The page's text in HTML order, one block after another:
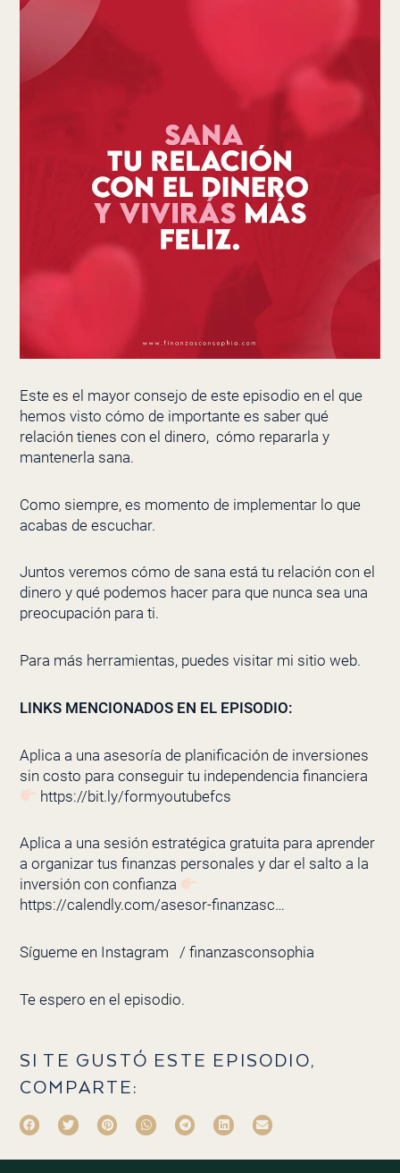
Este es el mayor consejo de este episodio en el que
hemos visto cómo de importante es saber qué
relación tienes con el dinero, cómo repararla y
mantenerla sana.
Como siempre, es momento de implementar lo que
acabas de escuchar.
Juntos veremos cómo de sana está tu relación con el
dinero y qué podemos hacer para que nunca sea una
preocupación para ti.
Para más herramientas, puedes visitar mi sitio web.
LINKS MENCIONADOS EN EL EPISODIO:
Aplica a una asesoría de planificación de inversiones
sin costo para conseguir tu independencia financiera
https://bit.ly/formyoutubefcs
Aplica a una sesión estratégica gratuita para aprender
a organizar tus finanzas personales y dar el salto a la
inversión con confianza
https://calendly.com/asesor-finanzasc…
Sígueme en Instagram / finanzasconsophia
Te espero en el episodio.
SI TE GUSTÓ ESTE EPISODIO,
COMPARTE: